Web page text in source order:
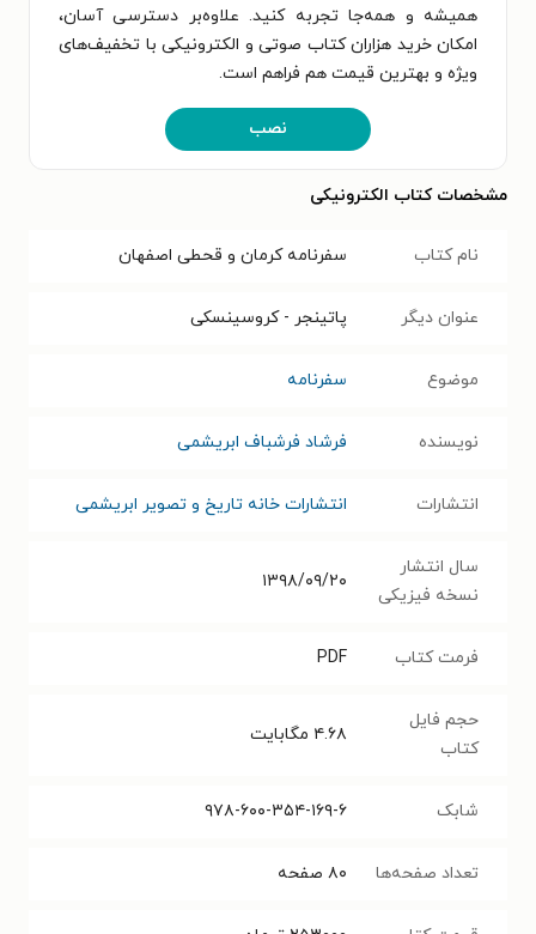
همیشه و همه‌جا تجربه کنید. علاوه‌بر دسترسی آسان،
امکان خرید هزاران کتاب صوتی و الکترونیکی با تخفیف‌های
ویژه و بهترین قیمت هم فراهم است.
نصب
مشخصات کتاب الکترونیکی
نام کتاب سفرنامه کرمان و قحطی اصفهان
عنوان دیگر پاتینجر - کروسینسکی
موضوع سفرنامه
نویسنده ف‍رش‍اد ف‍رش‍ب‍اف‌ اب‍ری‍ش‍م‍ی‌
انتشارات انتشارات خانه تاریخ و تصویر ابریشمی
سال انتشار
نسخه فیزیکی
۱۳۹۸/۰۹/۲۰
فرمت کتاب PDF
حجم فایل
کتاب
۴.۶۸ مگابایت
شابک ۹۷۸-۶۰۰-۳۵۴-۱۶۹-۶
تعداد صفحه‌ها ۸۰ صفحه